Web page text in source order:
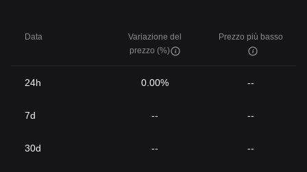
Data
Variazione del
prezzo (%)
Prezzo più basso
24h 0.00% --
7d -- --
30d -- --